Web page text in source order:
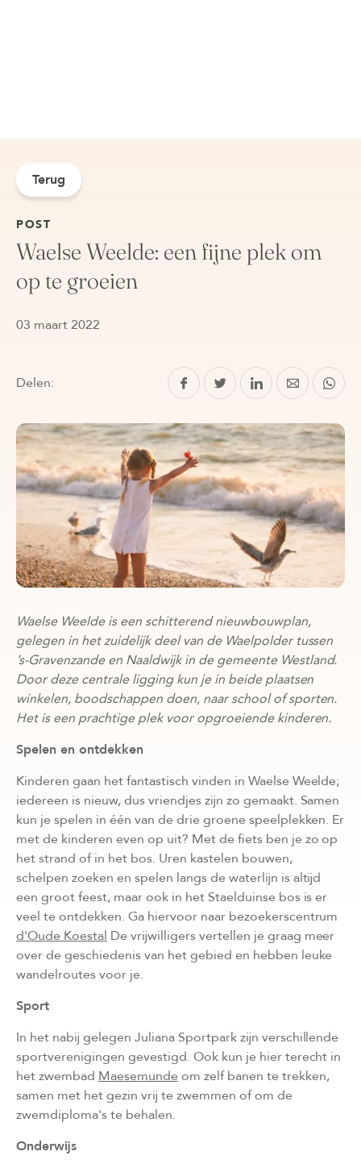
Terug
POST
Waelse Weelde: een fijne plek om
op te groeien
03 maart 2022
Delen:
Waelse Weelde is een schitterend nieuwbouwplan,
gelegen in het zuidelijk deel van de Waelpolder tussen
’s-Gravenzande en Naaldwijk in de gemeente Westland.
Door deze centrale ligging kun je in beide plaatsen
winkelen, boodschappen doen, naar school of sporten.
Het is een prachtige plek voor opgroeiende kinderen.
Spelen en ontdekken
Kinderen gaan het fantastisch vinden in Waelse Weelde;
iedereen is nieuw, dus vriendjes zijn zo gemaakt. Samen
kun je spelen in één van de drie groene speelplekken. Er
met de kinderen even op uit? Met de fiets ben je zo op
het strand of in het bos. Uren kastelen bouwen,
schelpen zoeken en spelen langs de waterlijn is altijd
een groot feest, maar ook in het Staelduinse bos is er
veel te ontdekken. Ga hiervoor naar bezoekerscentrum
d'Oude Koestal De vrijwilligers vertellen je graag meer
over de geschiedenis van het gebied en hebben leuke
wandelroutes voor je.
Sport
In het nabij gelegen Juliana Sportpark zijn verschillende
sportverenigingen gevestigd. Ook kun je hier terecht in
het zwembad Maesemunde om zelf banen te trekken,
samen met het gezin vrij te zwemmen of om de
zwemdiploma's te behalen.
Onderwijs